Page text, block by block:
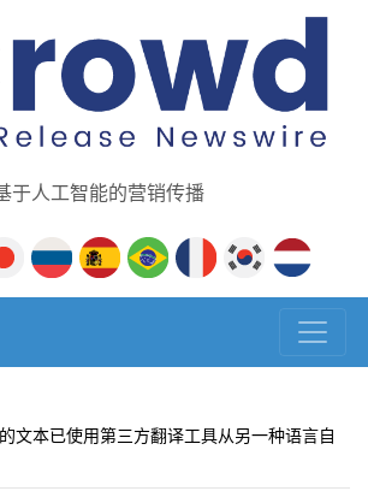
于人工智能的营销传播
文本已使用第三方翻译工具从另一种语言自